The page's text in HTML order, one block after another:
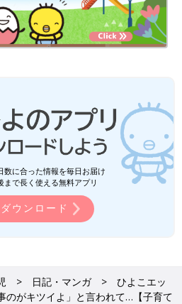
数に合った情報を毎日お届け
まで長く使える無料アプリ
ウンロード
日記・マンガ
ひよこエッ
のがキツイよ」と言われて…【子育て